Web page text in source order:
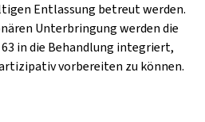
Entlassung betreut werden.
Unterbringung werden die
in die Behandlung integriert,
vorbereiten zu können.